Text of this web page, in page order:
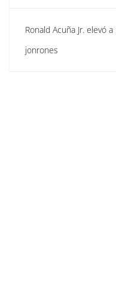
Ronald Acuña Jr. elevó
jonrones